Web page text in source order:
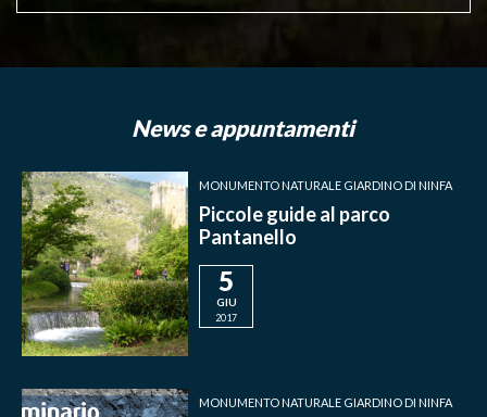
News e appuntamenti
MONUMENTO NATURALE GIARDINO DI NINFA
Piccole guide al parco
Pantanello
5
GIU
2017
MONUMENTO NATURALE GIARDINO DI NINFA